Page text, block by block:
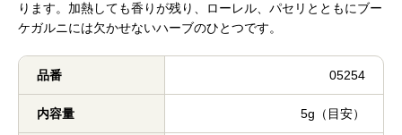
ります。加熱しても香りが残り、ローレル、パセリとともにブー
ケガルニには欠かせないハーブのひとつです。
品番 05254
内容量 5g（目安）